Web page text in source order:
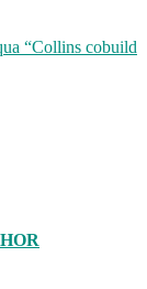
“Collins cobuild